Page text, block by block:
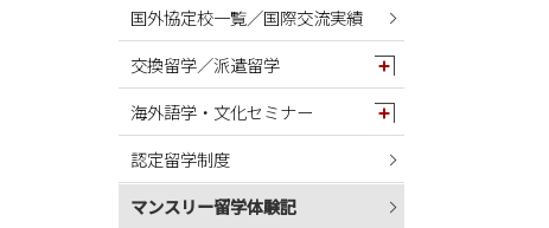
2024年09月
2024年08月
2024年07月
2024年06月
2024年05月
2024年04月
国外協定校一覧／国際交流実績
交換留学／派遣留学
海外語学・文化セミナー
認定留学制度
マンスリー留学体験記